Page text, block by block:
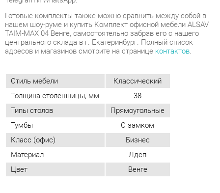
Стиль мебели
Классический
Толщина столешницы, мм
38
Типы столов
Прямоугольные
Класс (офис)
Бизнес
Материал
Лдсп
Цвет
Венге
ОТЗЫВЫ
Пока нет отзывов, поделитесь первым своим мнением.
ДОБАВИТЬ ОТЗЫВ